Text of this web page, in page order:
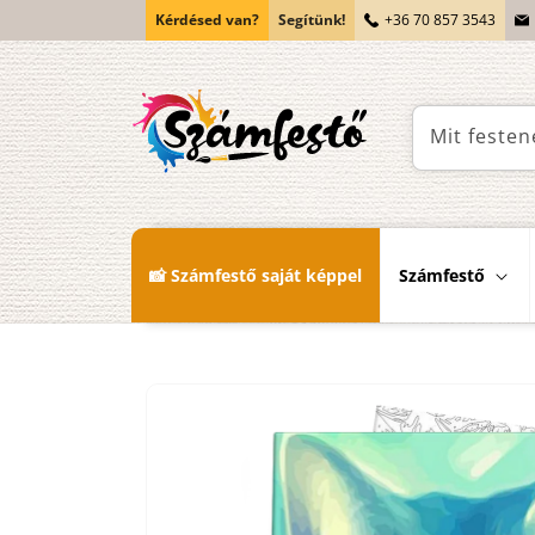
tartalomhoz
Kérdésed van? Segítünk! +36 70 857 3543
Mit
📸 Számfestő saját képpel Számfestő
termékadatokra